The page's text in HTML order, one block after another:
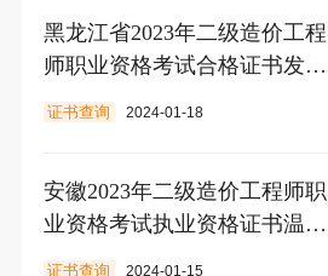
黑龙江省2023年二级造价工程
师职业资格考试合格证书发放
通知
证书查询 2024-01-18
安徽2023年二级造价工程师职
业资格考试执业资格证书温馨
提示
证书查询 2024-01-15